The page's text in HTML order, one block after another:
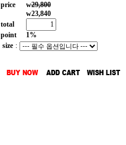
price w29,800
w23,840
total
point
1%
size :